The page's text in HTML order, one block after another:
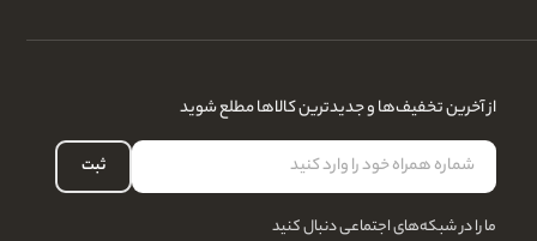
از آخرین تخفیف‌ها و جدیدترین کالاها مطلع شوید
ثبت
ما را در شبکه‌های اجتماعی دنبال کنید